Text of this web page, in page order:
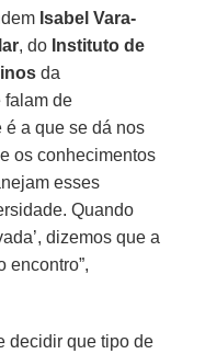
Isabel Vara-
, do Instituto de
da
falam de
é a que se dá nos
os conhecimentos
esses
Quando
dizemos que a
encontro”,
decidir que tipo de